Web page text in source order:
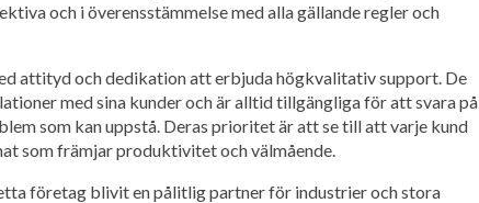
och i överensstämmelse med alla gällande regler och
attityd och dedikation att erbjuda högkvalitativ support. De
med sina kunder och är alltid tillgängliga för att svara på
som kan uppstå. Deras prioritet är att se till att varje kund
som främjar produktivitet och välmående.
företag blivit en pålitlig partner för industrier och stora